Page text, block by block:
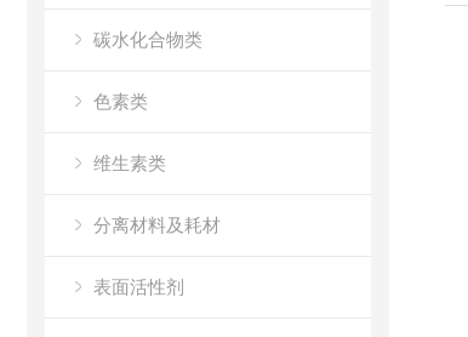
碳水化合物类
色素类
维生素类
分离材料及耗材
表面活性剂